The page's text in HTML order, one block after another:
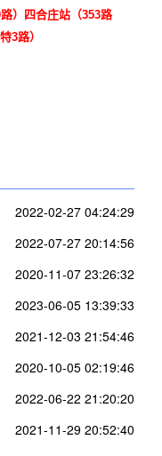
）四合庄站（353路
3路）
2022-02-27 04:24:29
2022-07-27 20:14:56
2020-11-07 23:26:32
2023-06-05 13:39:33
2021-12-03 21:54:46
2020-10-05 02:19:46
2022-06-22 21:20:20
2021-11-29 20:52:40